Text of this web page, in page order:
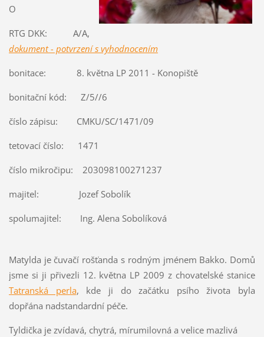
O
RTG DKK: A/A,
dokument - potvrzení s vyhodnocením
bonitace: 8. května LP 2011 - Konopiště
bonitační kód: Z/5//6
číslo zápisu: CMKU/SC/1471/09
tetovací číslo: 1471
číslo mikročipu: 203098100271237
majitel: Jozef Sobolík
spolumajitel: Ing. Alena Sobolíková
Matylda je čuvačí rošťanda s rodným jménem Bakko. Domů
jsme si ji přivezli 12. května LP 2009 z chovatelské stanice
Tatranská perla, kde ji do začátku psího života byla
dopřána nadstandardní péče.
Tyldička je zvídavá, chytrá, mírumilovná a velice mazlivá